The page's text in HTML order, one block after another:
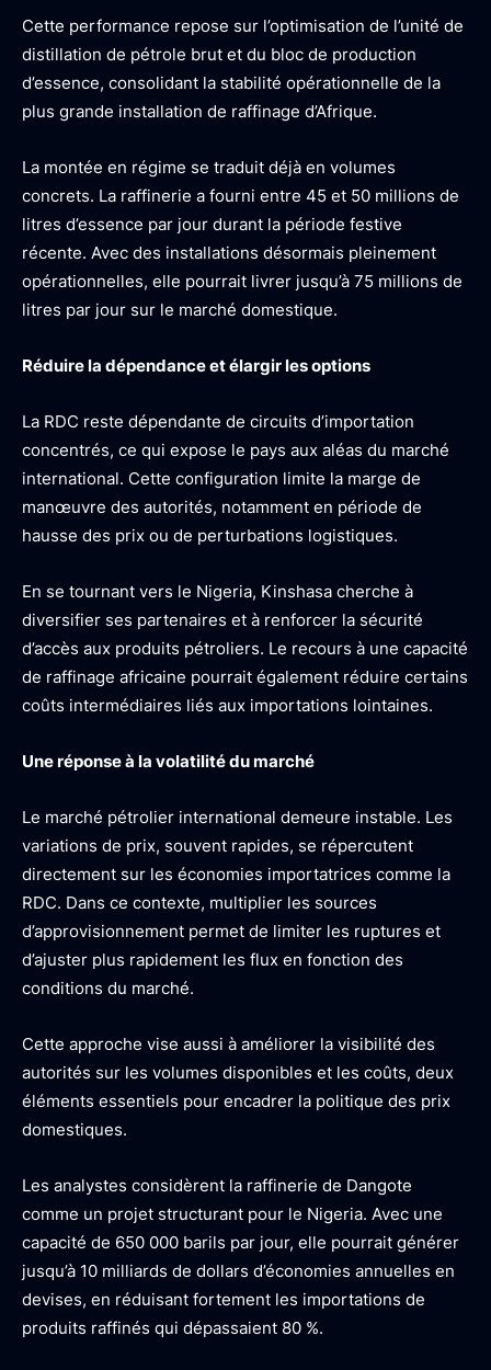
Cette performance repose sur l’optimisation de l’unité de
distillation de pétrole brut et du bloc de production
d’essence, consolidant la stabilité opérationnelle de la
plus grande installation de raffinage d’Afrique.
La montée en régime se traduit déjà en volumes
concrets. La raffinerie a fourni entre 45 et 50 millions de
litres d’essence par jour durant la période festive
récente. Avec des installations désormais pleinement
opérationnelles, elle pourrait livrer jusqu’à 75 millions de
litres par jour sur le marché domestique.
Réduire la dépendance et élargir les options
La RDC reste dépendante de circuits d’importation
concentrés, ce qui expose le pays aux aléas du marché
international. Cette configuration limite la marge de
manœuvre des autorités, notamment en période de
hausse des prix ou de perturbations logistiques.
En se tournant vers le Nigeria, Kinshasa cherche à
diversifier ses partenaires et à renforcer la sécurité
d’accès aux produits pétroliers. Le recours à une capacité
de raffinage africaine pourrait également réduire certains
coûts intermédiaires liés aux importations lointaines.
Une réponse à la volatilité du marché
Le marché pétrolier international demeure instable. Les
variations de prix, souvent rapides, se répercutent
directement sur les économies importatrices comme la
RDC. Dans ce contexte, multiplier les sources
d’approvisionnement permet de limiter les ruptures et
d’ajuster plus rapidement les flux en fonction des
conditions du marché.
Cette approche vise aussi à améliorer la visibilité des
autorités sur les volumes disponibles et les coûts, deux
éléments essentiels pour encadrer la politique des prix
domestiques.
Les analystes considèrent la raffinerie de Dangote
comme un projet structurant pour le Nigeria. Avec une
capacité de 650 000 barils par jour, elle pourrait générer
jusqu’à 10 milliards de dollars d’économies annuelles en
devises, en réduisant fortement les importations de
produits raffinés qui dépassaient 80 %.